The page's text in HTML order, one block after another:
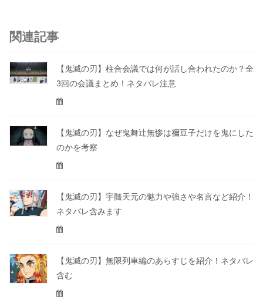
関連記事
【鬼滅の刃】柱合会議では何が話し合われたのか？全
3回の会議まとめ！ネタバレ注意
【鬼滅の刃】なぜ鬼舞辻無惨は禰豆子だけを鬼にした
のかを考察
【鬼滅の刃】宇髄天元の魅力や強さや名言など紹介！
ネタバレ含みます
【鬼滅の刃】無限列車編のあらすじを紹介！ネタバレ
含む